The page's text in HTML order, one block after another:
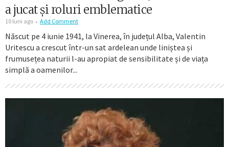
a jucat și roluri emblematice
10 luni ago Add Comment
Născut pe 4 iunie 1941, la Vinerea, în județul Alba, Valentin
Uritescu a crescut într-un sat ardelean unde liniștea și
frumusețea naturii l-au apropiat de sensibilitate și de viața
simplă a oamenilor...